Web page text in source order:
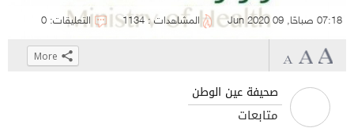
07:18 صباحًا, 09 Jun 2020 المشاهدات : 1134 التعليقات: 0
صحيفة عين الوطن
متابعات
Click
More